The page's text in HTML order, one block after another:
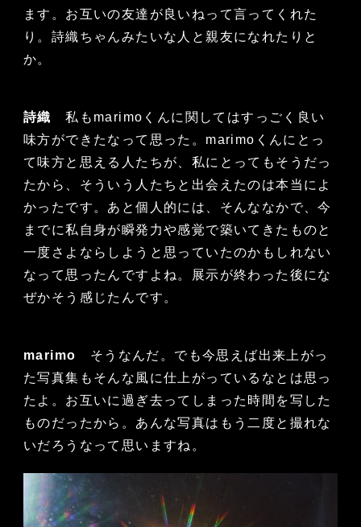
ます。お互いの友達が良いねって言ってくれた
り。詩織ちゃんみたいな人と親友になれたりと
か。
詩織
私もmarimoくんに関してはすっごく良い
味方ができたなって思った。marimoくんにとっ
て味方と思える人たちが、私にとってもそうだっ
たから、そういう人たちと出会えたのは本当によ
かったです。あと個人的には、そんななかで、今
までに私自身が瞬発力や感覚で築いてきたものと
一度さよならしようと思っていたのかもしれない
なって思ったんですよね。展示が終わった後にな
ぜかそう感じたんです。
marimo そうなんだ。でも今思えば出来上がっ
た写真集もそんな風に仕上がっているなとは思っ
たよ。お互いに過ぎ去ってしまった時間を写した
ものだったから。あんな写真はもう二度と撮れな
いだろうなって思いますね。